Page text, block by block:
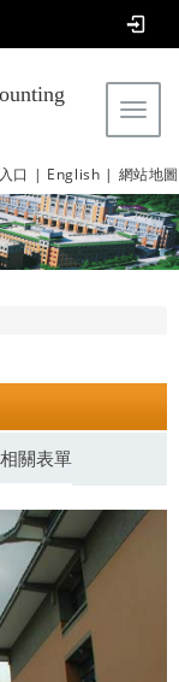
口 | English | 網站地圖
關表單